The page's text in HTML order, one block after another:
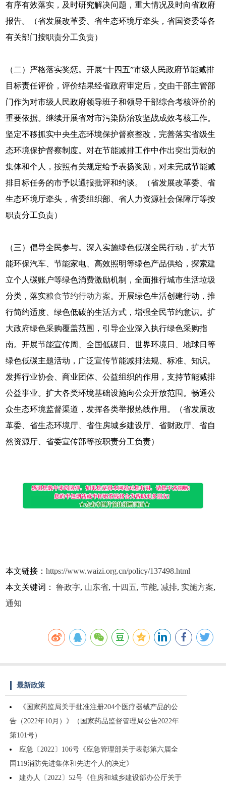
有序有效落实，及时研究解决问题，重大情况及时向省政府
报告。（省发展改革委、省生态环境厅牵头，省国资委等各
有关部门按职责分工负责）
（二）严格落实奖惩。开展“十四五”市级人民政府节能减排
目标责任评价，评价结果经省政府审定后，交由干部主管部
门作为对市级人民政府领导班子和领导干部综合考核评价的
重要依据。继续开展省对市污染防治攻坚战成效考核工作。
坚定不移抓实中央生态环境保护督察整改，完善落实省级生
态环境保护督察制度。对在节能减排工作中作出突出贡献的
集体和个人，按照有关规定给予表扬奖励，对未完成节能减
排目标任务的市予以通报批评和约谈。（省发展改革委、省
生态环境厅牵头，省委组织部、省人力资源社会保障厅等按
职责分工负责）
（三）倡导全民参与。深入实施绿色低碳全民行动，扩大节
能环保汽车、节能家电、高效照明等绿色产品供给，探索建
立个人碳账户等绿色消费激励机制，全面推行城市生活垃圾
分类，落实粮食节约行动方案。开展绿色生活创建行动，推
行简约适度、绿色低碳的生活方式，增强全民节约意识。扩
大政府绿色采购覆盖范围，引导企业深入执行绿色采购指
南。开展节能宣传周、全国低碳日、世界环境日、地球日等
绿色低碳主题活动，广泛宣传节能减排法规、标准、知识。
发挥行业协会、商业团体、公益组织的作用，支持节能减排
公益事业。扩大各类环境基础设施向公众开放范围。畅通公
众生态环境监督渠道，发挥各类举报热线作用。（省发展改
革委、省生态环境厅、省住房城乡建设厅、省财政厅、省自
然资源厅、省委宣传部等按职责分工负责）
本文链接：https://www.waizi.org.cn/policy/137498.html
本文关键词：鲁政字, 山东省,十四五,节能,减排, 实施方案,
通知
最新政策
《国家药监局关于批准注册204个医疗器械产品的公
告（2022年10月）》（国家药品监督管理局公告2022年
第101号）
应急〔2022〕106号《应急管理部关于表彰第六届全
国119消防先进集体和先进个人的决定》
建办人〔2022〕52号《住房和城乡建设部办公厅关于